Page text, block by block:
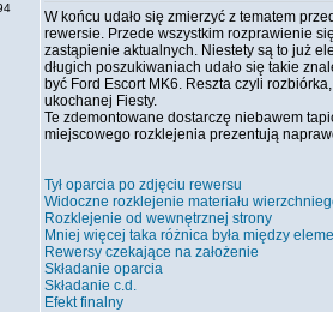
W końcu udało się zmierzyć z tematem
rewersie. Przede wszystkim rozprawienie
zastąpienie aktualnych. Niestety są to już
długich poszukiwaniach udało się takie
być Ford Escort MK6. Reszta czyli
ukochanej Fiesty.
Te zdemontowane dostarczę niebawem
miejscowego rozklejenia prezentują
Tył oparcia po zdjęciu rewersu
Widoczne rozklejenie materiału
Rozklejenie od wewnętrznej strony
Mniej więcej taka różnica była między
Rewersy czekające na założenie
Składanie oparcia
Składanie c.d.
Efekt finalny